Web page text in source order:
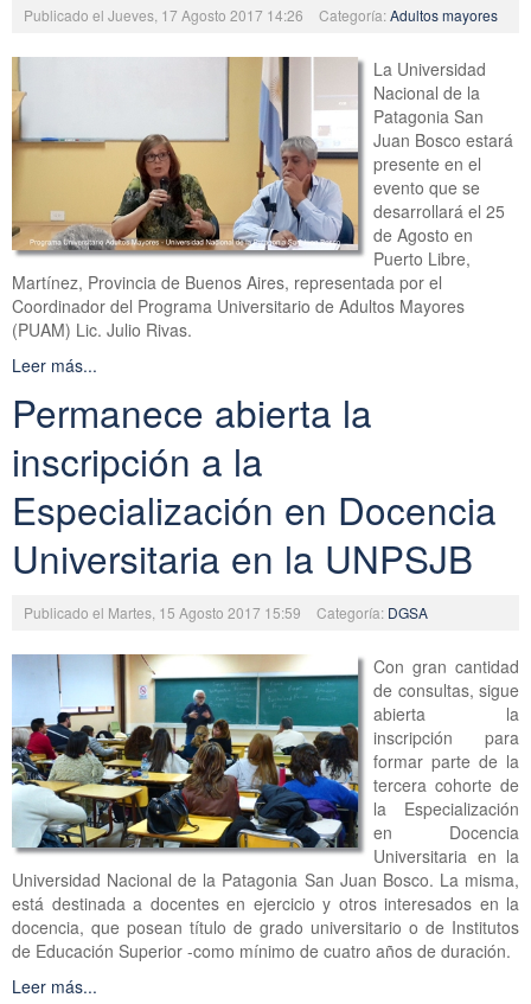
Publicado el Jueves, 17 Agosto 2017 14:26 Categoría:Adultos mayores
La Universidad
Nacional de la
Patagonia San
Juan Bosco estará
presente en el
evento que se
desarrollará el 25
de Agosto en
Puerto Libre,
Martínez, Provincia de Buenos Aires, representada por el
Coordinador del Programa Universitario de Adultos Mayores
(PUAM) Lic. Julio Rivas.
Leer más...
Permanece abierta la
inscripción a la
Especialización en Docencia
Universitaria en la UNPSJB
Publicado el Martes, 15 Agosto 2017 15:59 Categoría: DGSA
Con gran cantidad
de consultas, sigue
abierta la
inscripción para
formar parte de la
tercera cohorte de
la Especialización
en Docencia
Universitaria en la
Universidad Nacional de la Patagonia San Juan Bosco. La misma,
está destinada a docentes en ejercicio y otros interesados en la
docencia, que posean título de grado universitario o de Institutos
de Educación Superior -como mínimo de cuatro años de duración.
Leer más...